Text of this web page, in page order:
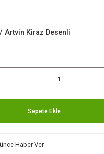
Artvin Kiraz Desenli
Sepete Ekle
Haber Ver